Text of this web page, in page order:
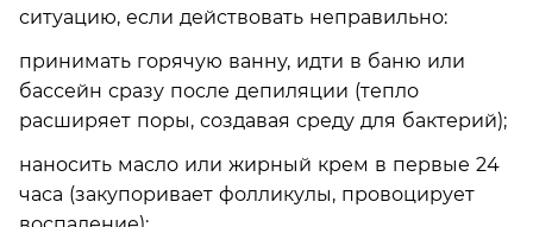
ситуацию, если действовать неправильно:
принимать горячую ванну, идти в баню или
бассейн сразу после депиляции (тепло
расширяет поры, создавая среду для бактерий);
наносить масло или жирный крем в первые 24
часа (закупоривает фолликулы, провоцирует